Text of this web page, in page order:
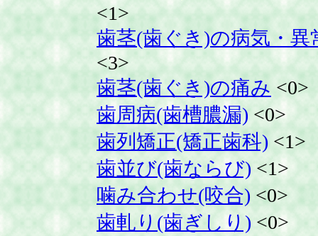
<1>
歯茎(歯ぐき)の病気・異
<3>
歯茎(歯ぐき)の痛み <0>
歯周病(歯槽膿漏) <0>
歯列矯正(矯正歯科) <1>
歯並び(歯ならび) <1>
噛み合わせ(咬合) <0>
歯軋り(歯ぎしり) <0>